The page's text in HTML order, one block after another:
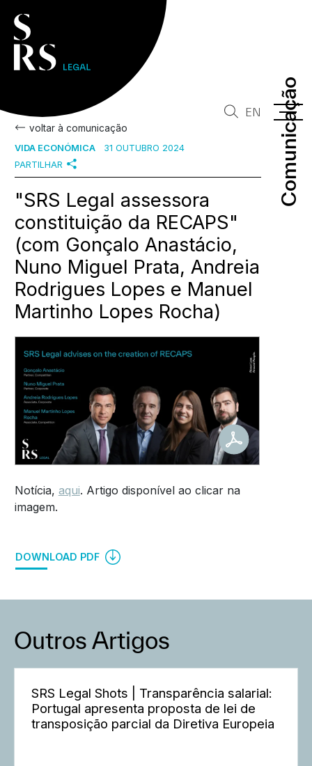
Comunicação
Comunicação
EN
voltar à comunicação
VIDA ECONÓMICA
31 OUTUBRO 2024
PARTILHAR
"SRS Legal assessora
constituição da RECAPS"
(com Gonçalo Anastácio,
Nuno Miguel Prata, Andreia
Rodrigues Lopes e Manuel
Martinho Lopes Rocha)
Notícia, aqui. Artigo disponível ao clicar na
imagem.
DOWNLOAD PDF
Outros Artigos
SRS Legal Shots | Transparência salarial:
Portugal apresenta proposta de lei de
transposição parcial da Diretiva Europeia